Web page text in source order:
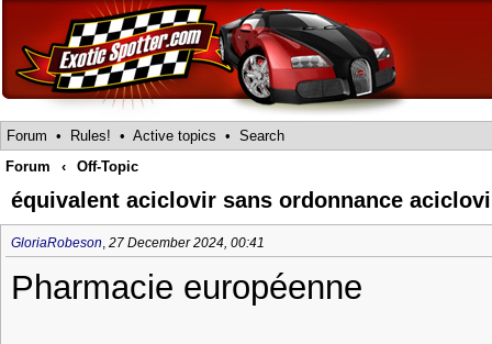
Forum • Rules! • Active topics • Search
Forum
‹ Off-Topic
équivalent aciclovir sans ordonnance
GloriaRobeson, 27 December 2024, 00:41
Pharmacie européenne